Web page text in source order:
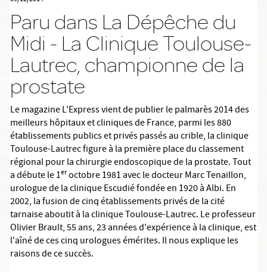
Paru dans La Dépêche du
Midi - La Clinique Toulouse-
Lautrec, championne de la
prostate
Le magazine L'Express vient de publier le palmarès 2014 des
meilleurs hôpitaux et cliniques de France, parmi les 880
établissements publics et privés passés au crible, la clinique
Toulouse-Lautrec figure à la première place du classement
régional pour la chirurgie endoscopique de la prostate. Tout
a débute le 1eroctobre 1981 avec le docteur Marc Tenaillon,
urologue de la clinique Escudié fondée en 1920 à Albi. En
2002, la fusion de cinq établissements privés de la cité
tarnaise aboutit à la clinique Toulouse-Lautrec. Le professeur
Olivier Brault, 55 ans, 23 années d'expérience à la clinique, est
l'aîné de ces cinq urologues émérites. Il nous explique les
raisons de ce succès.